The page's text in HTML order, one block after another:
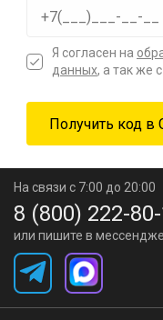
Я согласен на
данных, а так же
На связи с 7:00 до 20:00
8 (800) 222-80-
или пишите в